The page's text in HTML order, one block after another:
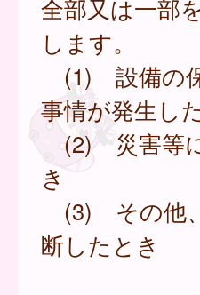
全部又は一部
します。
(1) 設備の
事情が発生し
(2) 災害等
き
(3) その他
断したとき